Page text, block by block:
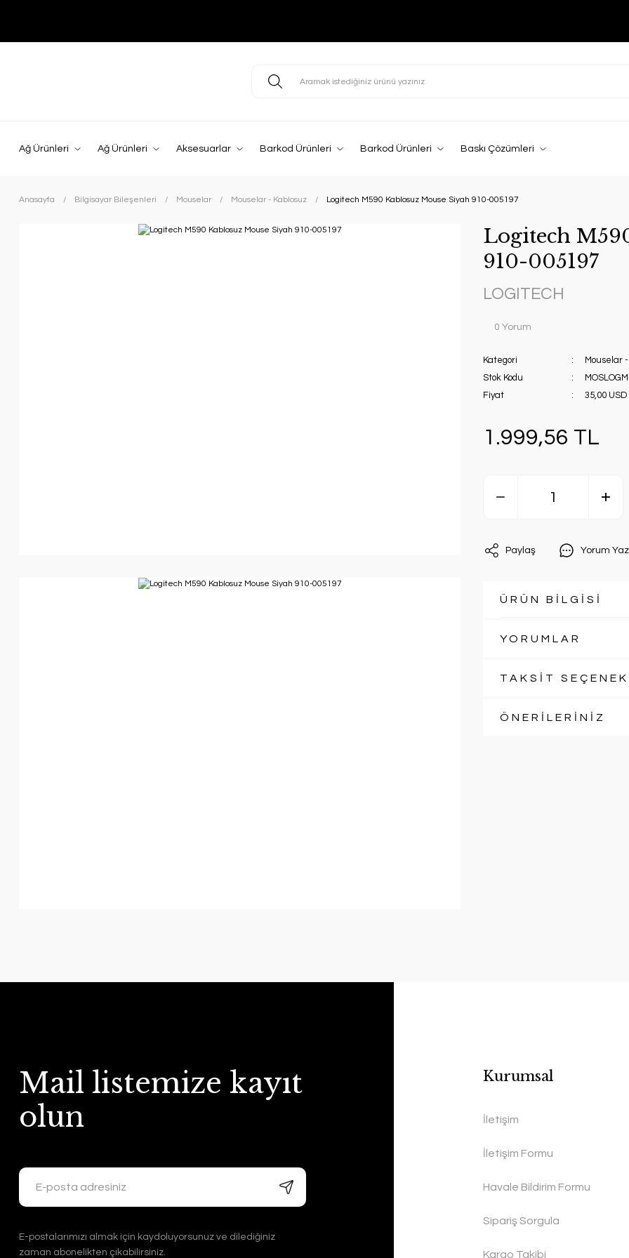
Ağ Ürünleri Ağ Ürünleri Aksesuarlar Barkod Ürünleri Barkod Ürünleri Baskı Çözümleri
Anasayfa Bilgisayar Bileşenleri Mouselar Mouselar - Kablosuz Logitech M590 Kablosuz Mouse Siyah 910-005197
Logitech
910-005197
LOGITECH
0 Yorum
Kategori
Mouselar
Stok Kodu
Fiyat
35,00
1.999,56 TL
Paylaş Yorum Yaz
ÜRÜN BİLGİSİ
YORUMLAR
TAKSİT
ÖNERİLERİNİZ
Mail listemize kayıt
olun
E-postalarımızı almak için kaydoluyorsunuz ve dilediğiniz
zaman abonelikten çıkabilirsiniz.
Kurumsal
İletişim
İletişim Formu
Havale Bildirim Formu
Sipariş Sorgula
Kargo Takibi